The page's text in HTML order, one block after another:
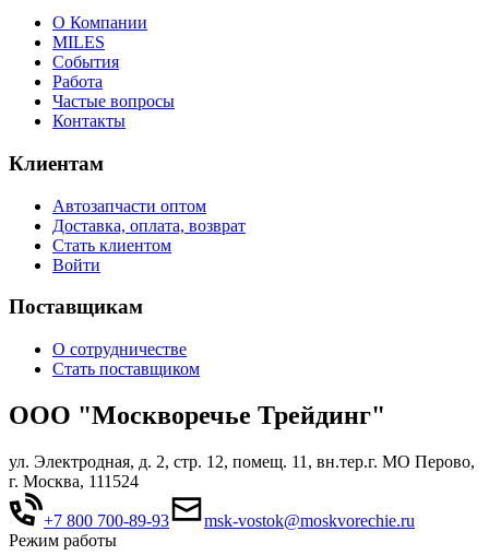
О Компании
MILES
События
Работа
Частые вопросы
Контакты
Клиентам
Автозапчасти оптом
Доставка, оплата, возврат
Стать клиентом
Войти
Поставщикам
О сотрудничестве
Стать поставщиком
ООО "Москворечье Трейдинг"
ул. Электродная, д. 2, стр. 12, помещ. 11, вн.тер.г. МО Перово,
г. Москва, 111524
+7 800 700-89-93
msk-vostok@moskvorechie.ru
Режим работы